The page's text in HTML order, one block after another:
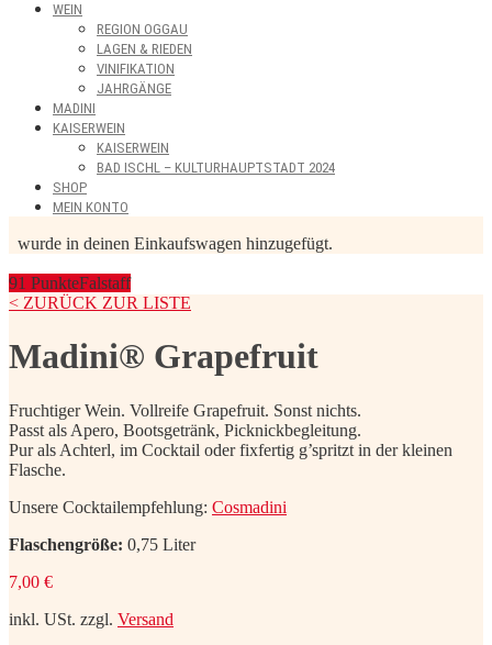
WEIN
REGION OGGAU
LAGEN & RIEDEN
VINIFIKATION
JAHRGÄNGE
MADINI
KAISERWEIN
KAISERWEIN
BAD ISCHL – KULTURHAUPTSTADT 2024
SHOP
MEIN KONTO
wurde in deinen Einkaufswagen hinzugefügt.
91 PunkteFalstaff
< ZURÜCK ZUR LISTE
Madini® Grapefruit
Fruchtiger Wein. Vollreife Grapefruit. Sonst nichts.
Passt als Apero, Bootsgetränk, Picknickbegleitung.
Pur als Achterl, im Cocktail oder fixfertig g’spritzt in der kleinen
Flasche.
Unsere Cocktailempfehlung: Cosmadini
Flaschengröße: 0,75 Liter
7,00 €
inkl. USt. zzgl. Versand